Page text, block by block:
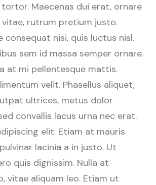
Maecenas dui erat, ornare
rutrum pretium justo.
consequat nisi, quis luctus nisl.
sem id massa semper ornare.
at mi pellentesque mattis.
velit. Phasellus aliquet,
ultrices, metus dolor
convallis lacus urna nec erat.
elit. Etiam at mauris
lacinia a in justo. Ut
quis dignissim. Nulla at
vitae aliquam leo. Etiam ut